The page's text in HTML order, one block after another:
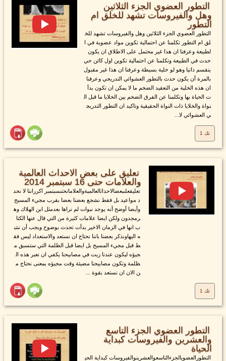
التطور العضوي الجزء الثلاثين
وهل والفيروسات تشهد للخلق ام
التطور
التطور العضوي الجزء الثلاثين وهل والفيروسات تشهد للخ
لق ام التطور تكلمنا عن احتمالية تكوين مواد عضوية في ا
لطبيعة وعرفنا ان هذا غير محتمل على الاطلاق ان يكون
حدث في الطبيعة وتكلمنا عن احتمالية تكوين اول كائن حي
ينقسم ذاتيا وهو لو خلية بسيطة وعرفنا ان هذا غير مقبول
بالمرة أن يكون حدث بالتطور العشوائي التدريجي وعرفنا
ان هذه الخلية من التعقيد الضخم ما لا يمكن ان تكون بدأ
ت الحياة بها وتكلمنا عن الفرق الضخم بين الخلايا ما قبل ال
نواة والخلايا ذات النواة الحقيقية وتاكيد ان التطور التدريج
ي العشوائي لا...
تك 1
تعليق على بعض الاحداث العالمية
والعلامات حتى 16 سبتمبر 2014
تعليقعلىبعضالاحداثالعالميةوالعلاماتحتىسبتمبر اكرراننا لا نحد
د مواعيد بل فقط نشجع بعضنا بعضا بقرب مجيء المسيح
وأيضا أوضح أنه يوجد نبوات لم نراها بعدمثل ابن الهلاك وه
رمجدون ولكن ايضا علامات كثيرة من التي قال عنها الكتا
ب انها في الزمان الاخير بدأت تحدث بوضوح ويجب أن ننتب
ه اليهاونذكر بعضنا باننا نحتاج ان نستعد والاستعداد ليس فق
ط قبل مجيء المسيح بل ايضا قبل الظلمة التي ستسبق م
جيؤه ليكون عندنا زيت في مصابيحنا يكفي ان نعبر هذه ال
ظلمة وتكون مصابيحنا مضيئة وقت مجيؤه بمعنى نحتاج م
ن الان ان نستعد بقوة ...
تك 1
التطور العضوي الجزء التاسع
والعشرين والفيروسات كبداية
الحياة
التطورالعضويالجزءالتاسعوالعشرينوالفيروسات كبداية الحي